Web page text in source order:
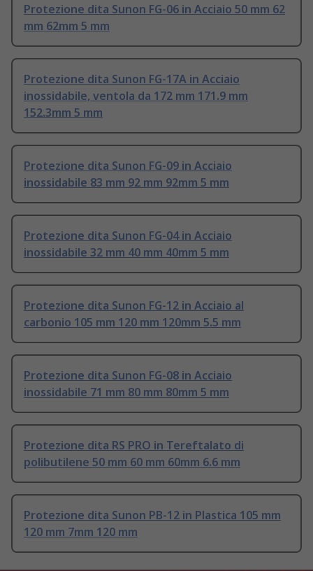
Protezione dita Sunon FG-06 in Acciaio 50 mm 62
mm 62mm 5 mm
Protezione dita Sunon FG-17A in Acciaio
inossidabile, ventola da 172 mm 171.9 mm
152.3mm 5 mm
Protezione dita Sunon FG-09 in Acciaio
inossidabile 83 mm 92 mm 92mm 5 mm
Protezione dita Sunon FG-04 in Acciaio
inossidabile 32 mm 40 mm 40mm 5 mm
Protezione dita Sunon FG-12 in Acciaio al
carbonio 105 mm 120 mm 120mm 5.5 mm
Protezione dita Sunon FG-08 in Acciaio
inossidabile 71 mm 80 mm 80mm 5 mm
Protezione dita RS PRO in Tereftalato di
polibutilene 50 mm 60 mm 60mm 6.6 mm
Protezione dita Sunon PB-12 in Plastica 105 mm
120 mm 7mm 120 mm